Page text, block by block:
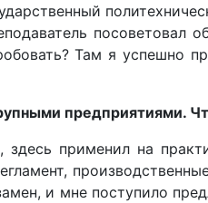
посоветовал
Там я успешно
предприятиями.
применил на
и мне поступило